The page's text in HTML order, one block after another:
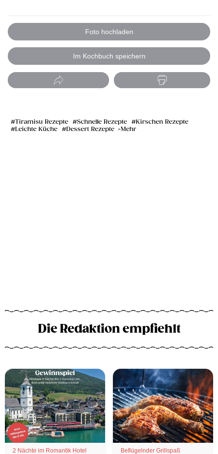
Foto hochladen
Im Kochbuch speichern
Tiramisu Rezepte Schnelle Rezepte
Kirschen Rezepte
Leichte Küche
Dessert Rezepte Mehr
Die Redaktion empfiehlt
2 Nächte im Romantik Hotel Beflügelnder Grillspaß